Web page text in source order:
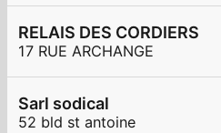
RELAIS DES CORDIERS
17 RUE ARCHANGE
Sarl sodical
52 bld st antoine